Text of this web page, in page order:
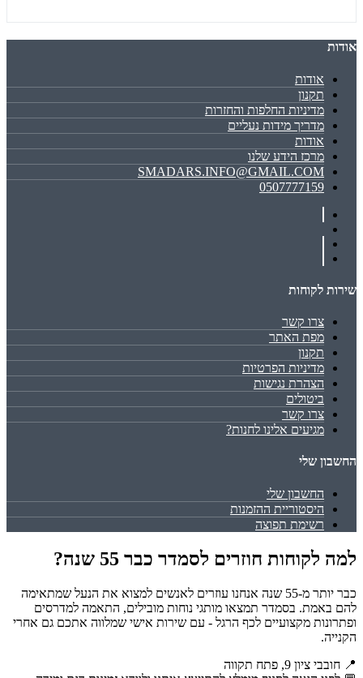
אודות
אודות
תקנון
מדיניות החלפות והחזרות
מדריך מידות נעליים
אודות
מרכז הידע שלנו
SMADARS.INFO@GMAIL.COM
0507777159
שירות לקוחות
צרו קשר
מפת האתר
תקנון
מדיניות הפרטיות
הצהרת נגישות
ביטולים
צרו קשר
מגיעים אלינו לחנות?
החשבון שלי
החשבון שלי
היסטוריית ההזמנות
רשימת תפוצה
למה לקוחות חוזרים לסמדר כבר 55 שנה?
כבר יותר מ-55 שנה אנחנו עוזרים לאנשים למצוא את הנעל שמתאימה
להם באמת. בסמדר תמצאו מותגי נוחות מובילים, התאמה למדרסים
ופתרונות מקצועיים לכף הרגל - עם שירות אישי שמלווה אתכם גם אחרי
הקנייה.
📍 חובבי ציון 9, פתח תקווה